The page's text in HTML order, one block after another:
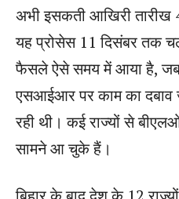
अभी इसकती आखिरी तारीख
यह प्रोसेस 11 दिसंबर तक
फैसले ऐसे समय में आया है,
एसआईआर पर काम का दबाव
रही थी। कई राज्यों से
सामने आ चुके हैं।